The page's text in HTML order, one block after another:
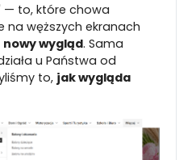
— to, które chowa
węższych ekranach
nowy wygląd. Sama
u Państwa od
to, jak wygląda